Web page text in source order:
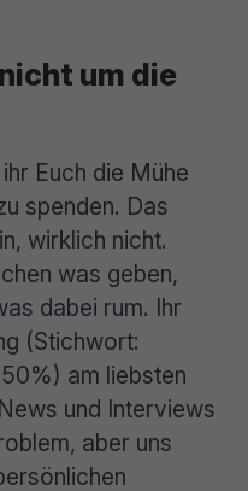
um die
Euch die Mühe
spenden. Das
wirklich nicht.
was geben,
dabei rum. Ihr
(Stichwort:
am liebsten
und Interviews
aber uns